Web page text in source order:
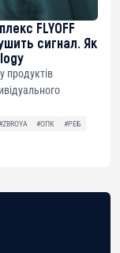
FLYOFF
сигнал. Як
продуктів
#ОПК
#РЕБ